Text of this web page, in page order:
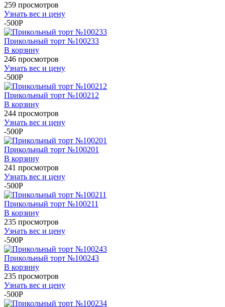
259 просмотров
Узнать вес и цену
-500P
Прикольный торт №100233
В корзину
246 просмотров
Узнать вес и цену
-500P
Прикольный торт №100212
В корзину
244 просмотров
Узнать вес и цену
-500P
Прикольный торт №100201
В корзину
241 просмотров
Узнать вес и цену
-500P
Прикольный торт №100211
В корзину
235 просмотров
Узнать вес и цену
-500P
Прикольный торт №100243
В корзину
235 просмотров
Узнать вес и цену
-500P